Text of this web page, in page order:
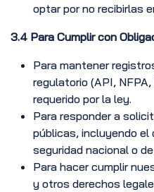
optar por no recibirlas
3.4 Para Cumplir con
Para mantener
regulatorio (API,
requerido por la ley.
Para responder a
públicas, incluyendo el
seguridad nacional o
Para hacer cumplir
y otros derechos